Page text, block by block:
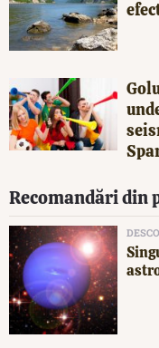
Recomandări din